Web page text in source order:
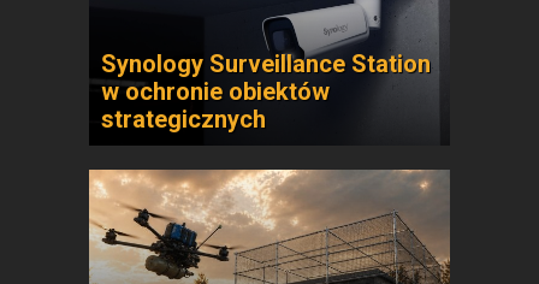
Synology Surveillance Station
w ochronie obiektów
strategicznych